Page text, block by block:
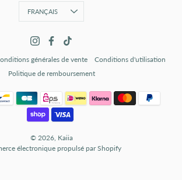
Langue
FRANÇAIS
générales de vente
Conditions d'utilisation
Politique de remboursement
© 2026, Kaiia
électronique propulsé par Shopify